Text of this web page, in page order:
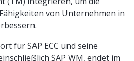
von Unternehmen in
für SAP ECC und seine
SAP WM, endet im